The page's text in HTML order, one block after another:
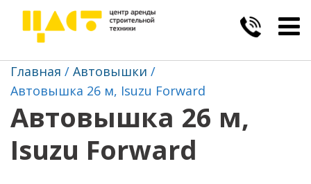
Главная
Автовышки
Автовышка 26 м, Isuzu Forward
Автовышка 26 м,
Isuzu Forward